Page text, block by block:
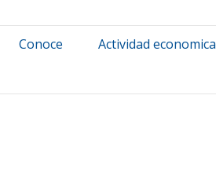
Conoce Actividad economica